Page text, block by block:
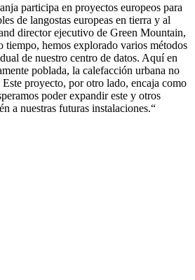
participa en proyectos europeos para
de langostas europeas en tierra y al
director ejecutivo de Green Mountain,
tiempo, hemos explorado varios métodos
de nuestro centro de datos. Aquí en
poblada, la calefacción urbana no
Este proyecto, por otro lado, encaja como
poder expandir este y otros
a nuestras futuras instalaciones.“